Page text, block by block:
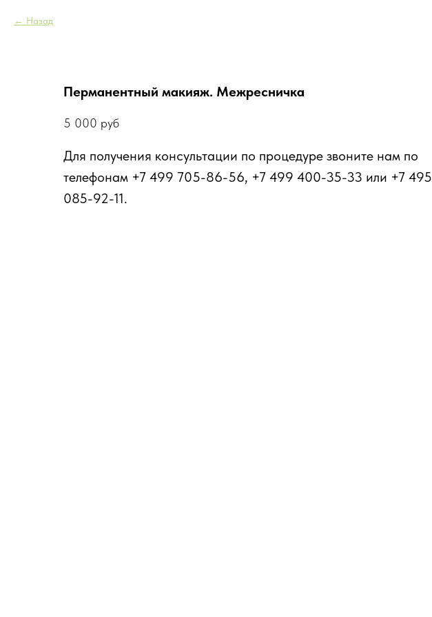
Назад
Перманентный макияж. Межресничка
5 000 руб
Для получения консультации по процедуре звоните нам по
телефонам +7 499 705-86-56, +7 499 400-35-33 или +7 495
085-92-11.